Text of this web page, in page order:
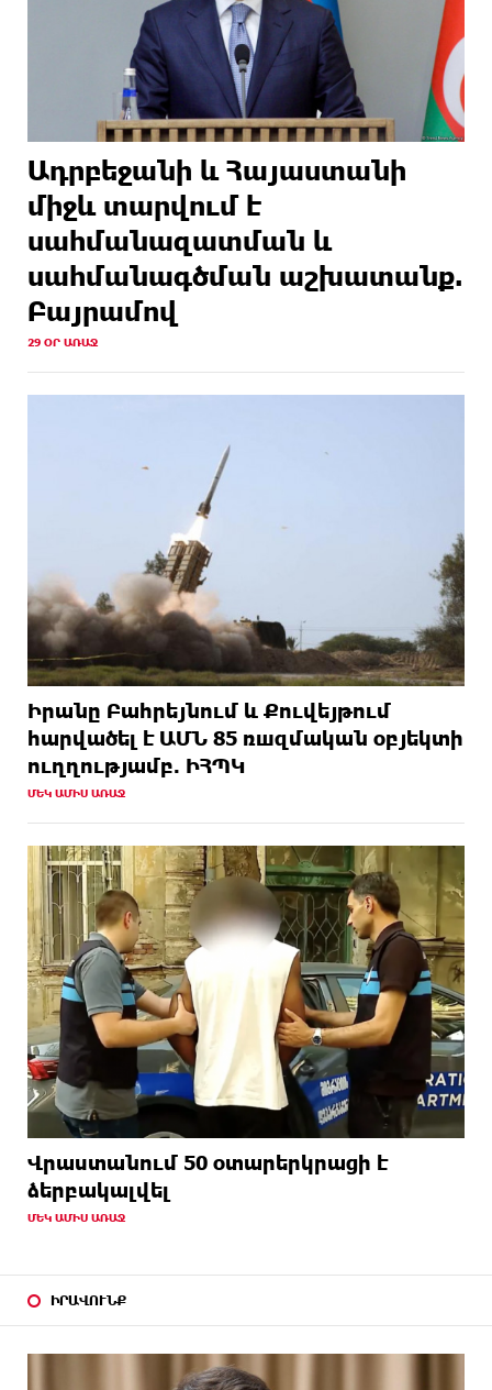
Ադրբեջանի և Հայաստանի
միջև տարվում է
սահմանազատման և
սահմանագծման աշխատանք.
Բայրամով
29 ՕՐ ԱՌԱՋ
Իրանը Բահրեյնում և Քուվեյթում
hարվածել է ԱՄՆ 85 ռшզմական օբյեկտի
ուղղությամբ. ԻՀՊԿ
ՄԵԿ ԱՄԻՍ ԱՌԱՋ
Վրաստանում 50 օտարերկրացի է
ձերբակալվել
ՄԵԿ ԱՄԻՍ ԱՌԱՋ
ԻՐԱՎՈՒՆՔ